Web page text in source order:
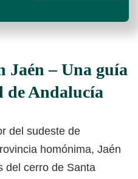
Jaén – Una guía
de Andalucía
del sudeste de
homónima, Jaén
del cerro de Santa